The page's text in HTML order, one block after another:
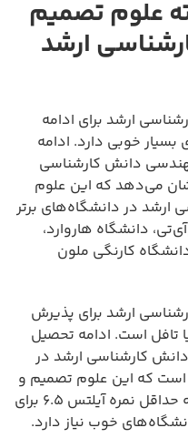
علوم تصمیم
ارشد
ارشد برای ادامه
خوبی دارد. ادامه
دانش کارشناسی
می‌دهد که این علوم
در دانشگاه‌های برتر
دانشگاه هاروارد،
کارنگی ملون
ارشد برای پذیرش
تافل است. ادامه تحصیل
کارشناسی ارشد در
است که این علوم تصمیم و
مهندسی دانش کارشناسی ارشد به حداقل نمره آیلتس ۶.۵ برای